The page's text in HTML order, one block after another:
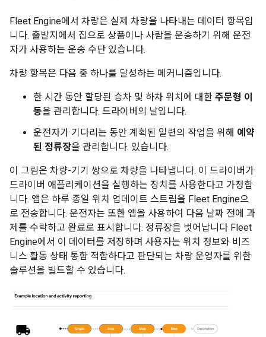
Fleet Engine에서 차량은 실제 차량을 나타내는 데이터 항목입
니다. 출발지에서 집으로 상품이나 사람을 운송하기 위해 운전
자가 사용하는 운송 수단 있습니다.
차량 항목은 다음 중 하나를 달성하는 메커니즘입니다.
한 시간 동안 할당된 승차 및 하차 위치에 대한 주문형 이
동을 관리합니다. 드라이버의 날입니다.
운전자가 기다리는 동안 계획된 일련의 작업을 위해 예약
된 정류장을 관리합니다. 있습니다.
이 그림은 차량-기기 쌍으로 차량을 나타냅니다. 이 드라이버가
드라이버 애플리케이션을 실행하는 장치를 사용한다고 가정합
니다. 앱은 하루 종일 위치 업데이트 스트림을 Fleet Engine으
로 전송합니다. 운전자는 또한 앱을 사용하여 다음 날짜 전에 과
제를 수락하고 완료로 표시합니다. 정류장을 벗어납니다 Fleet
Engine에서 이 데이터를 저장하며 사용자는 위치 정보와 비즈
니스 활동 상태 통합 적합하다고 판단되는 차량 운영자를 위한
솔루션을 빌드할 수 있습니다.